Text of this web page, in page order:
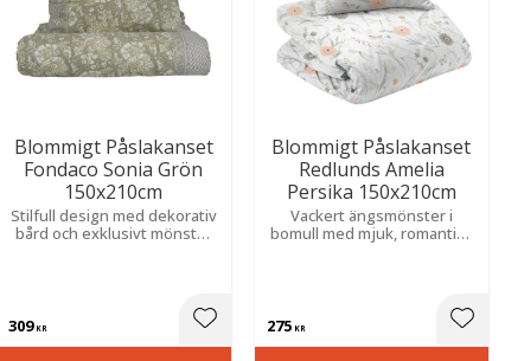
i favoriter
Blommigt Påslakanset
Fondaco Sonia Grön
150x210cm
Stilfull design med dekorativ
bård och exklusivt mönster
309KR Lägg till i favoriter
Blommigt Påslakanset
Redlunds Amelia
Persika 150x210cm
Vackert ängsmönster i
bomull med mjuk, romantisk
275KR Lägg